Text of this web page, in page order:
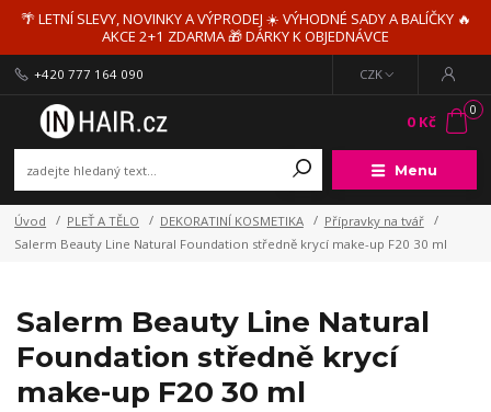
🌴 LETNÍ SLEVY, NOVINKY A VÝPRODEJ ☀️ VÝHODNÉ SADY A BALÍČKY 🔥
AKCE 2+1 ZDARMA 🎁 DÁRKY K OBJEDNÁVCE
Menu
CZK
+420 777 164 090
0
0 Kč
Úvod PLEŤ A TĚLO DEKORATINÍ KOSMETIKA
Přípravky na tvář
Salerm Beauty Line Natural Foundation středně krycí make-up F20 30 ml
Salerm Beauty Line Natural
Foundation středně krycí
make-up F20 30 ml